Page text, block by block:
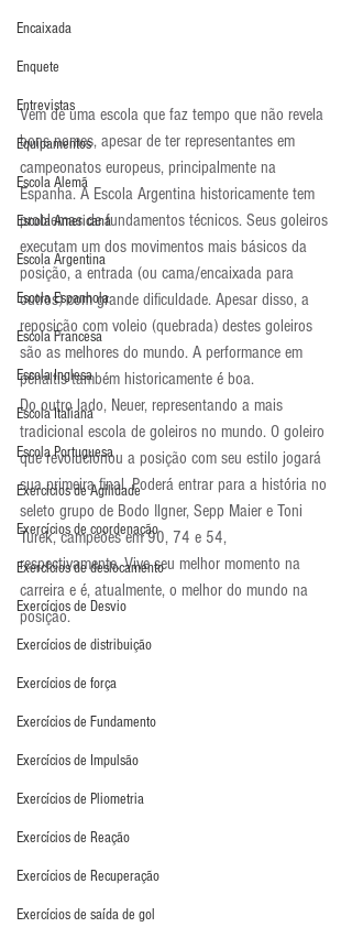
Encaixada
Enquete
Entrevistas
Equipamentos
Escola Alemã
Escola Americana
Escola Argentina
Escola Espanhola
Escola Francesa
Escola Inglesa
Escola Italiana
Escola Portuguesa
Exercícios de Agilidade
Exercícios de coordenação
Exercícios de deslocamento
Exercícios de Desvio
Exercícios de distribuição
Exercícios de força
Exercícios de Fundamento
Exercícios de Impulsão
Exercícios de Pliometria
Exercícios de Reação
Exercícios de Recuperação
Exercícios de saída de gol
Vem de uma escola que faz tempo que não revela
bons nomes, apesar de ter representantes em
campeonatos europeus, principalmente na
Espanha. A Escola Argentina historicamente tem
problemas de fundamentos técnicos. Seus goleiros
executam um dos movimentos mais básicos da
posição, a entrada (ou cama/encaixada para
outros) com grande dificuldade. Apesar disso, a
reposição com voleio (quebrada) destes goleiros
são as melhores do mundo. A performance em
pênaltis também historicamente é boa.
Do outro lado, Neuer, representando a mais
tradicional escola de goleiros no mundo. O goleiro
que revolucionou a posição com seu estilo jogará
sua primeira final. Poderá entrar para a história no
seleto grupo de Bodo Ilgner, Sepp Maier e Toni
Turek, campeões em 90, 74 e 54,
respectivamente. Vive seu melhor momento na
carreira e é, atualmente, o melhor do mundo na
posição.